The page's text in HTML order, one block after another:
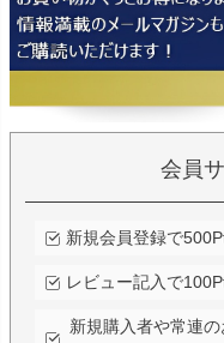
会員
新規会員登録で
レビュー記入で
新規購入者や常連